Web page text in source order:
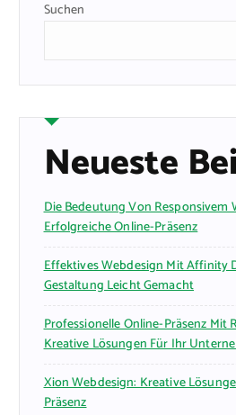
Suchen
Neueste
Die Bedeutung Von Responsivem
Erfolgreiche Online-Präsenz
Effektives Webdesign Mit Affinity
Gestaltung Leicht Gemacht
Professionelle Online-Präsenz Mit
Kreative Lösungen Für Ihr
Xion Webdesign: Kreative
Präsenz